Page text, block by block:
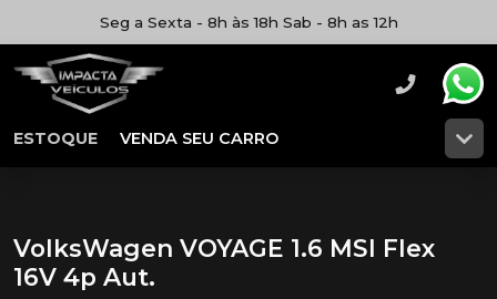
Seg a Sexta - 8h às 18h Sab - 8h as 12h
ESTOQUE VENDA SEU CARRO
VolksWagen VOYAGE 1.6 MSI Flex
16V 4p Aut.